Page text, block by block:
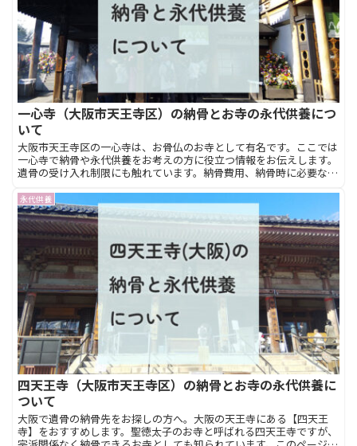
一心寺（大阪市天王寺区）の納骨とお寺の永代供養につ
いて
大阪市天王寺区の一心寺は、お骨仏のお寺として有名です。ここでは
一心寺で納骨や永代供養をお考えの方に役立つ情報をお伝えします。
遺骨の受け入れ制限にも触れています。納骨費用、納骨時に必要なも
養について詳しく解説していきます。
永代供養
四天王寺（大阪市天王寺区）の納骨とお寺の永代供養に
ついて
大阪で遺骨の納骨先をお探しの方へ。大阪の天王寺にある【四天王
寺】をおすすめします。聖徳太子のお寺と呼ばれる四天王寺ですが、